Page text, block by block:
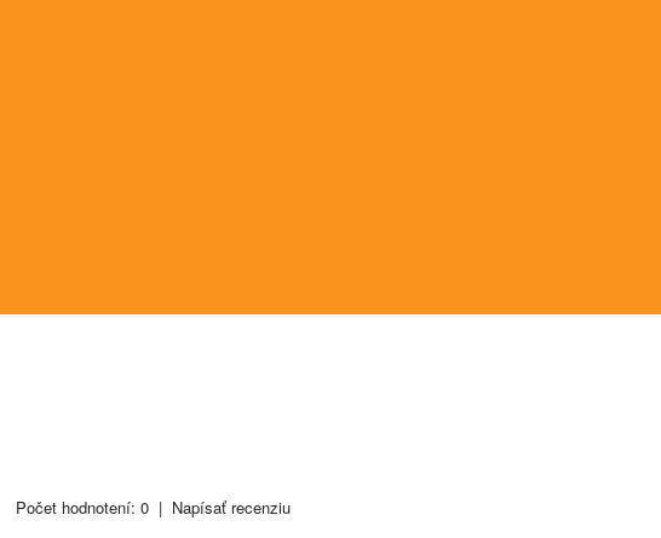
Počet hodnotení: 0 | Napísať recenziu